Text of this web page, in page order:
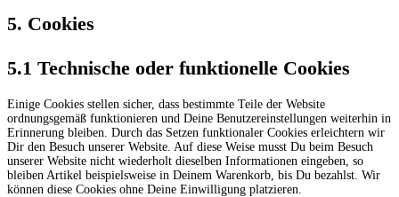
5. Cookies
5.1 Technische oder funktionelle Cookies
Einige Cookies stellen sicher, dass bestimmte Teile der Website
ordnungsgemäß funktionieren und Deine Benutzereinstellungen weiterhin in
Erinnerung bleiben. Durch das Setzen funktionaler Cookies erleichtern wir
Dir den Besuch unserer Website. Auf diese Weise musst Du beim Besuch
unserer Website nicht wiederholt dieselben Informationen eingeben, so
bleiben Artikel beispielsweise in Deinem Warenkorb, bis Du bezahlst. Wir
können diese Cookies ohne Deine Einwilligung platzieren.